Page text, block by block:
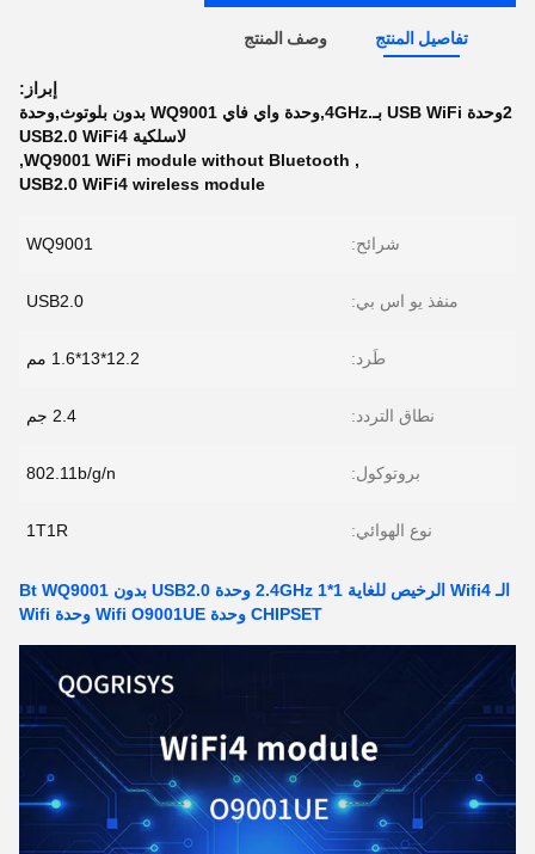
تفاصيل المنتج وصف المنتج
إبراز:
2وحدة USB WiFi بـ.4GHz,وحدة واي فاي WQ9001 بدون بلوتوث,وحدة
لاسلكية USB2.0 WiFi4
,
WQ9001 WiFi module without Bluetooth
,
USB2.0 WiFi4 wireless module
شرائح: WQ9001
منفذ يو اس بي: USB2.0
طَرد: 12.2*13*1.6 مم
نطاق التردد: 2.4 جم
بروتوكول: 802.11b/g/n
نوع الهوائي: 1T1R
الـ Wifi4 الرخيص للغاية 2.4GHz 1*1 وحدة USB2.0 بدون Bt WQ9001
CHIPSET وحدة Wifi O9001UE وحدة Wifi